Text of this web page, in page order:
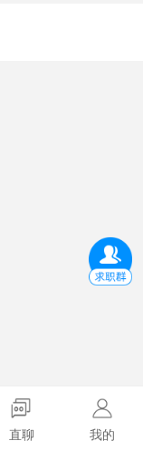
直聊 我的